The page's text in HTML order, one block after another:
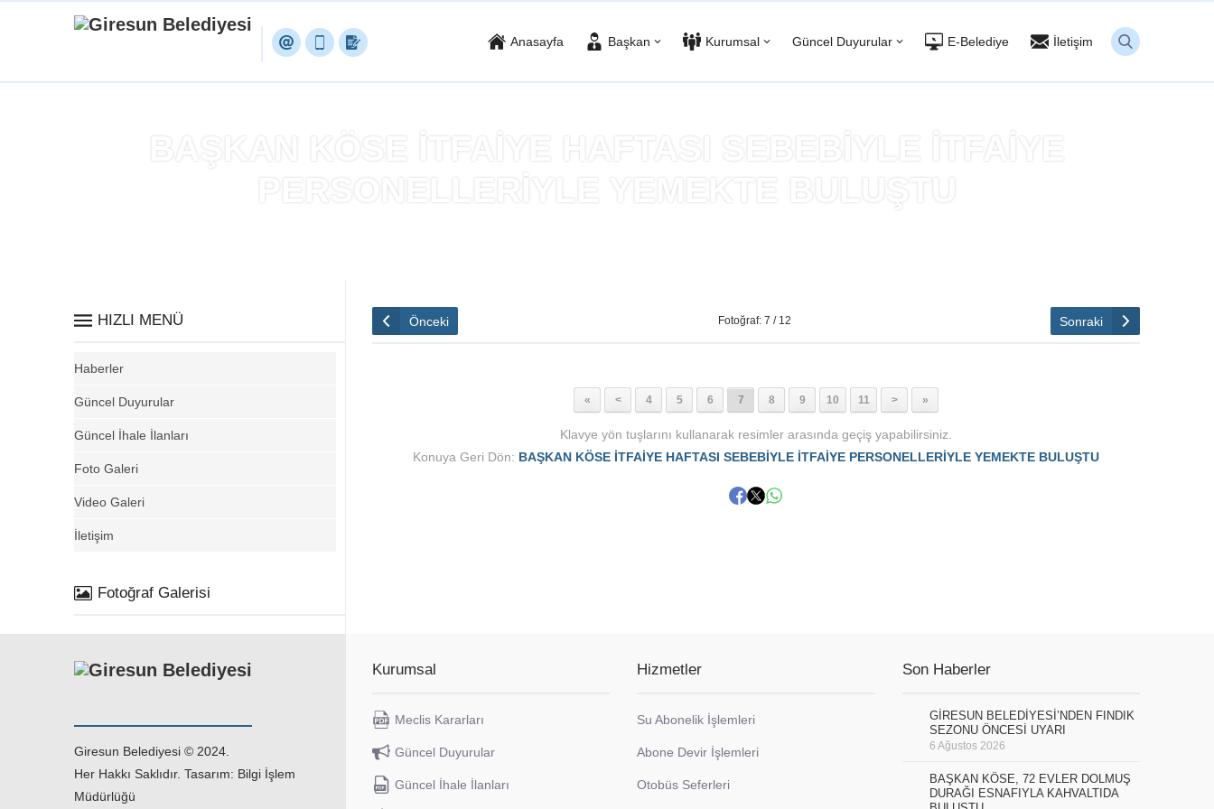
Anasayfa Başkan Kurumsal Güncel Duyurular E-Belediye İletişim
BAŞKAN KÖSE İTFAİYE HAFTASI SEBEBİYLE İTFAİYE
PERSONELLERİYLE YEMEKTE BULUŞTU
Önceki Fotoğraf: 7 / 12 Sonraki
« < 4 5 6 7 8 9 10 11 > »
Klavye yön tuşlarını kullanarak resimler arasında geçiş yapabilirsiniz.
Konuya Geri Dön: BAŞKAN KÖSE İTFAİYE HAFTASI SEBEBİYLE İTFAİYE PERSONELLERİYLE YEMEKTE BULUŞTU
HIZLI MENÜ
Haberler
Güncel Duyurular
Güncel İhale İlanları
Foto Galeri
Video Galeri
İletişim
Fotoğraf Galerisi
Giresun Belediyesi © 2024.
Her Hakkı Saklıdır. Tasarım: Bilgi İşlem
Müdürlüğü
Kurumsal
Meclis Kararları
Güncel Duyurular
Güncel İhale İlanları
Hizmetler
Su Abonelik İşlemleri
Abone Devir İşlemleri
Otobüs Seferleri
Son Haberler
GİRESUN BELEDİYESİ’NDEN FINDIK
SEZONU ÖNCESİ UYARI
6 Ağustos 2026
BAŞKAN KÖSE, 72 EVLER DOLMUŞ
DURAĞI ESNAFIYLA KAHVALTIDA